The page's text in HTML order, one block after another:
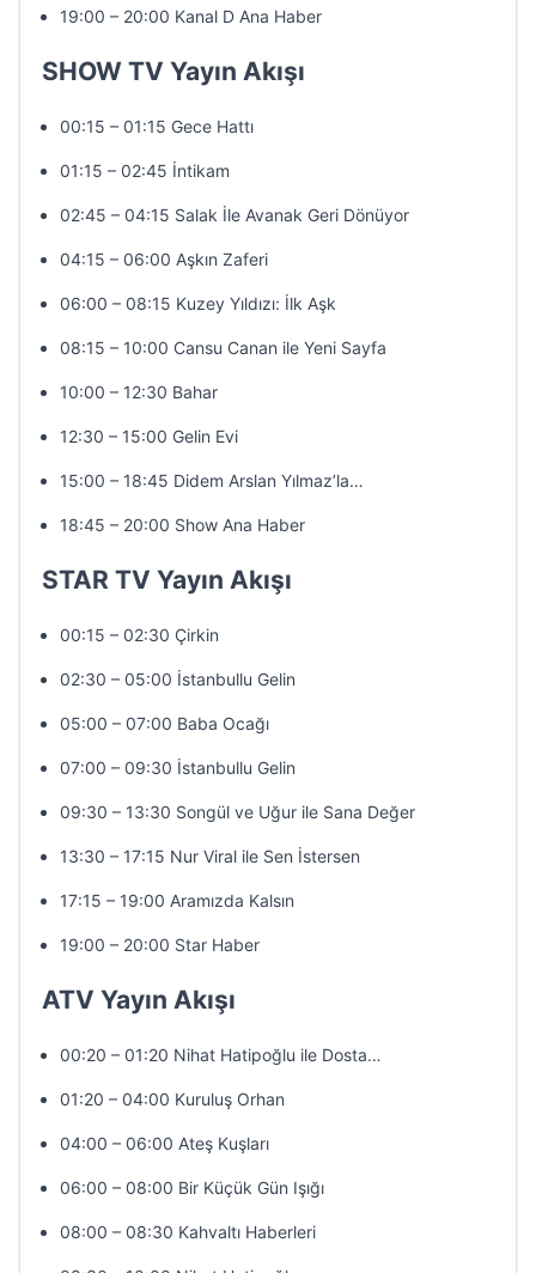
19:00 – 20:00 Kanal D Ana Haber
SHOW TV Yayın Akışı
00:15 – 01:15 Gece Hattı
01:15 – 02:45 İntikam
02:45 – 04:15 Salak İle Avanak Geri Dönüyor
04:15 – 06:00 Aşkın Zaferi
06:00 – 08:15 Kuzey Yıldızı: İlk Aşk
08:15 – 10:00 Cansu Canan ile Yeni Sayfa
10:00 – 12:30 Bahar
12:30 – 15:00 Gelin Evi
15:00 – 18:45 Didem Arslan Yılmaz’la…
18:45 – 20:00 Show Ana Haber
STAR TV Yayın Akışı
00:15 – 02:30 Çirkin
02:30 – 05:00 İstanbullu Gelin
05:00 – 07:00 Baba Ocağı
07:00 – 09:30 İstanbullu Gelin
09:30 – 13:30 Songül ve Uğur ile Sana Değer
13:30 – 17:15 Nur Viral ile Sen İstersen
17:15 – 19:00 Aramızda Kalsın
19:00 – 20:00 Star Haber
ATV Yayın Akışı
00:20 – 01:20 Nihat Hatipoğlu ile Dosta…
01:20 – 04:00 Kuruluş Orhan
04:00 – 06:00 Ateş Kuşları
06:00 – 08:00 Bir Küçük Gün Işığı
08:00 – 08:30 Kahvaltı Haberleri